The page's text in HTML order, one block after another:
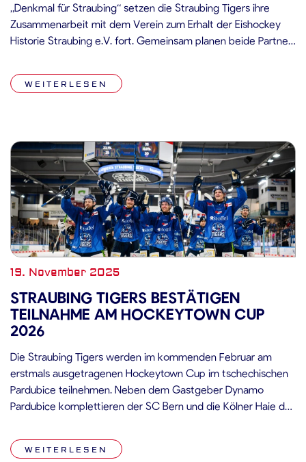
„Denkmal für Straubing“ setzen die Straubing Tigers ihre
Zusammenarbeit mit dem Verein zum Erhalt der Eishockey
Historie Straubing e.V. fort. Gemeinsam planen beide Partner
Januar 2026, im Rahmen des Heimspiels gegen die
Augsburger Panther stattfinden wird. Der Traditionsspieltag
WEITERLESEN
19. November 2025
STRAUBING TIGERS BESTÄTIGEN
TEILNAHME AM HOCKEYTOWN CUP
2026
Die Straubing Tigers werden im kommenden Februar am
erstmals ausgetragenen Hockeytown Cup im tschechischen
Pardubice teilnehmen. Neben dem Gastgeber Dynamo
Pardubice komplettieren der SC Bern und die Kölner Haie das
Hockeytown Cup wird vom 13. bis 15. Februar 2026 in der
Enteria Arena Pardubice ausgetragen. Am Freitag stehen
WEITERLESEN